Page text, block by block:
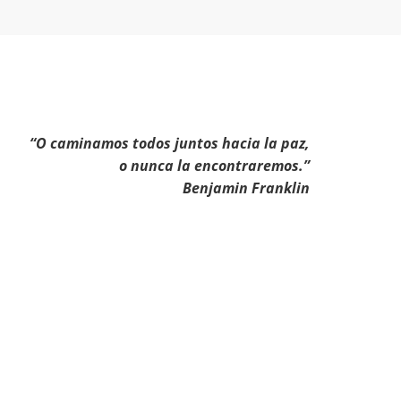
“O caminamos todos juntos hacia la paz,
o nunca la encontraremos.”
Benjamin Franklin